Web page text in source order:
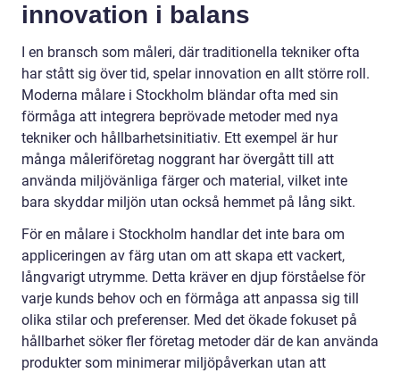
innovation i balans
I en bransch som måleri, där traditionella tekniker ofta
har stått sig över tid, spelar innovation en allt större roll.
Moderna målare i Stockholm bländar ofta med sin
förmåga att integrera beprövade metoder med nya
tekniker och hållbarhetsinitiativ. Ett exempel är hur
många måleriföretag noggrant har övergått till att
använda miljövänliga färger och material, vilket inte
bara skyddar miljön utan också hemmet på lång sikt.
För en målare i Stockholm handlar det inte bara om
appliceringen av färg utan om att skapa ett vackert,
långvarigt utrymme. Detta kräver en djup förståelse för
varje kunds behov och en förmåga att anpassa sig till
olika stilar och preferenser. Med det ökade fokuset på
hållbarhet söker fler företag metoder där de kan använda
produkter som minimerar miljöpåverkan utan att